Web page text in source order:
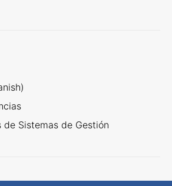
Sistemas de Gestión